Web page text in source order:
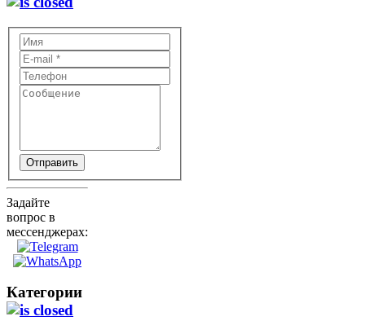
Отправить
Задайте
вопрос в
мессенджерах:
Категории